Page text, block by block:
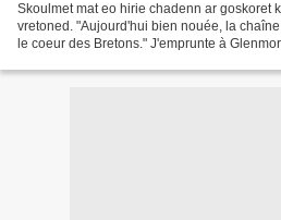
Skoulmet mat eo hirie chadenn ar goskoret
vretoned. "Aujourd'hui bien nouée, la
le coeur des Bretons." J'emprunte à